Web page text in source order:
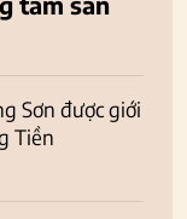
Sơn được giới
Tiền